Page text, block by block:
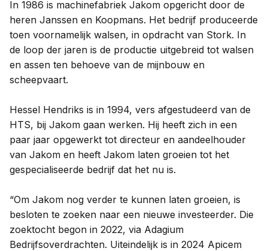
In 1986 is machinefabriek Jakom opgericht door de
heren Janssen en Koopmans. Het bedrijf produceerde
toen voornamelijk walsen, in opdracht van Stork. In
de loop der jaren is de productie uitgebreid tot walsen
en assen ten behoeve van de mijnbouw en
scheepvaart.
Hessel Hendriks is in 1994, vers afgestudeerd van de
HTS, bij Jakom gaan werken. Hij heeft zich in een
paar jaar opgewerkt tot directeur en aandeelhouder
van Jakom en heeft Jakom laten groeien tot het
gespecialiseerde bedrijf dat het nu is.
“Om Jakom nog verder te kunnen laten groeien, is
besloten te zoeken naar een nieuwe investeerder. Die
zoektocht begon in 2022, via Adagium
Bedrijfsoverdrachten. Uiteindelijk is in 2024 Apicem